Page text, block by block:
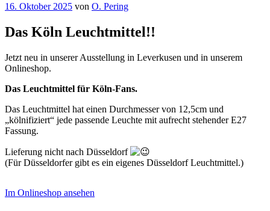
Veröffentlicht
16. Oktober 2025 von O. Pering
Das Köln Leuchtmittel!!
Jetzt neu in unserer Ausstellung in Leverkusen und in unserem
Onlineshop.
Das Leuchtmittel für Köln-Fans.
Das Leuchtmittel hat einen Durchmesser von 12,5cm und
„kölnifiziert“ jede passende Leuchte mit aufrecht stehender E27
Fassung.
Lieferung nicht nach Düsseldorf
(Für Düsseldorfer gibt es ein eigenes Düsseldorf Leuchtmittel.)
Im Onlineshop ansehen